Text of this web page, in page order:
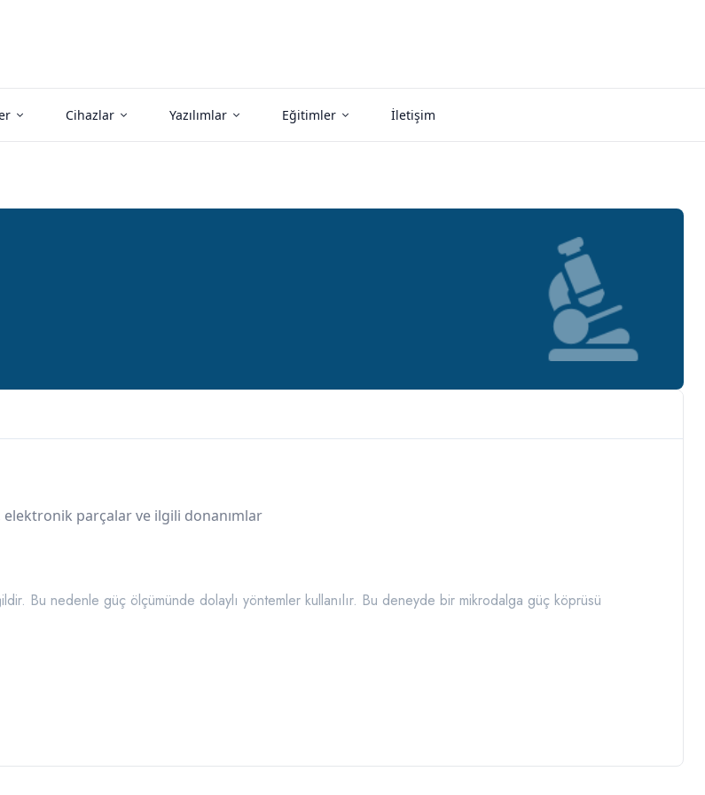
Cihazlar Yazılımlar Eğitimler İletişim
parçalar ve ilgili donanımlar
Bu nedenle güç ölçümünde dolaylı yöntemler kullanılır. Bu deneyde bir mikrodalga güç köprüsü